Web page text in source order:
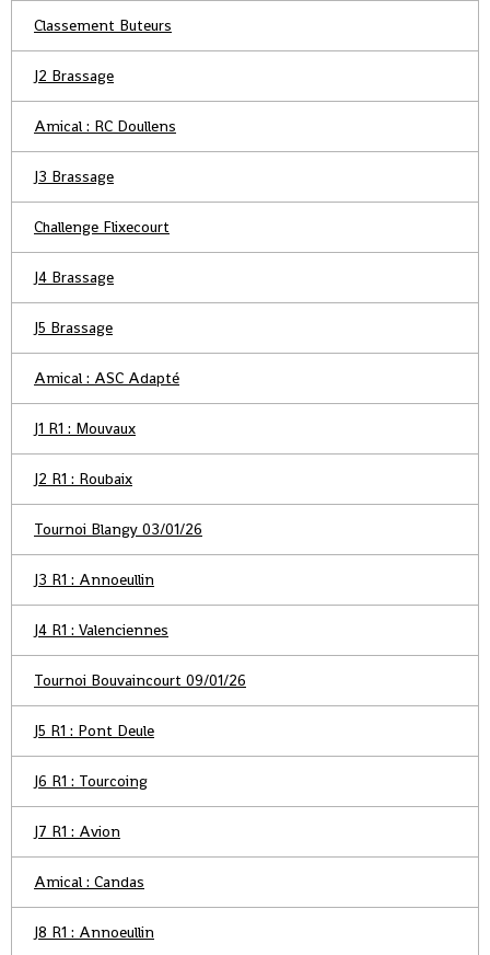
Classement Buteurs
J2 Brassage
Amical : RC Doullens
J3 Brassage
Challenge Flixecourt
J4 Brassage
J5 Brassage
Amical : ASC Adapté
J1 R1 : Mouvaux
J2 R1 : Roubaix
Tournoi Blangy 03/01/26
J3 R1 : Annoeullin
J4 R1 : Valenciennes
Tournoi Bouvaincourt 09/01/26
J5 R1 : Pont Deule
J6 R1 : Tourcoing
J7 R1 : Avion
Amical : Candas
J8 R1 : Annoeullin